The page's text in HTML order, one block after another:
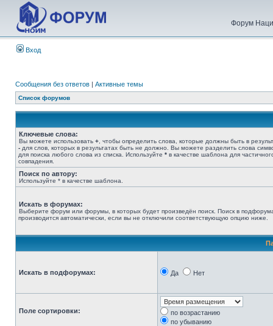
Форум
Вход
Сообщения без ответов | Активные темы
Список форумов
Ключевые слова:
Вы можете использовать + , чтобы определить слова, которые должны быть в
- для слов, которых в результатах быть не должно. Вы можете разделить слова
для поиска любого слова из списка. Используйте * в качестве шаблона для
совпадения.
Поиск по автору:
Используйте * в качестве шаблона.
Искать в форумах:
Выберите форум или форумы, в которых будет произведён поиск. Поиск в
производится автоматически, если вы не отключили соответствующую опцию ниже.
Искать в подфорумах: Да Нет
Поле сортировки:
по возрастанию
по убыванию